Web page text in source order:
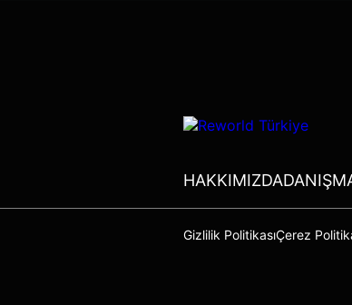
HAKKIMIZDA
Gizlilik PolitikasıÇerez